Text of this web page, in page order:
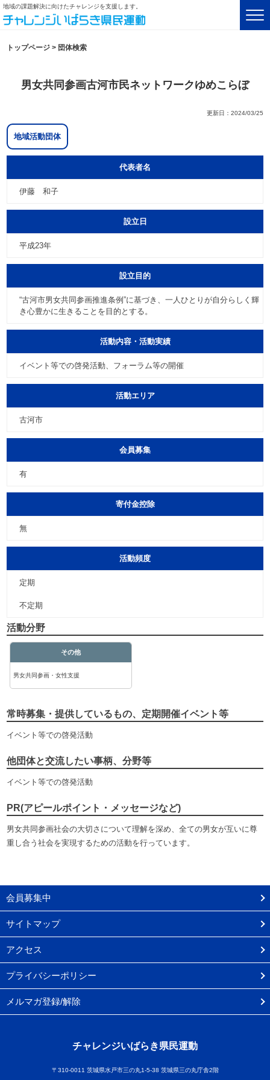
地域の課題解決に向けたチャレンジを支援します。
トップページ > 団体検索
男女共同参画古河市民ネットワークゆめこらぼ
更新日：2024/03/25
地域活動団体
代表者名
伊藤 和子
設立日
平成23年
設立目的
“古河市男女共同参画推進条例”に基づき、一人ひとりが自分らしく輝
き心豊かに生きることを目的とする。
活動内容・活動実績
イベント等での啓発活動、フォーラム等の開催
活動エリア
古河市
会員募集
有
寄付金控除
無
活動頻度
定期
不定期
活動分野
その他
男女共同参画・女性支援
常時募集・提供しているもの、定期開催イベント等
イベント等での啓発活動
他団体と交流したい事柄、分野等
イベント等での啓発活動
PR(アピールポイント・メッセージなど)
男女共同参画社会の大切さについて理解を深め、全ての男女が互いに尊
重し合う社会を実現するための活動を行っています。
会員募集中
サイトマップ
アクセス
プライバシーポリシー
メルマガ登録/解除
チャレンジいばらき県民運動
〒310-0011 茨城県水戸市三の丸1-5-38 茨城県三の丸庁舎2階